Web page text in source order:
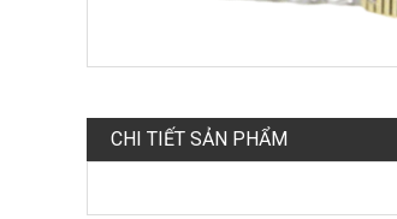
CHI TIẾT SẢN PHẨM